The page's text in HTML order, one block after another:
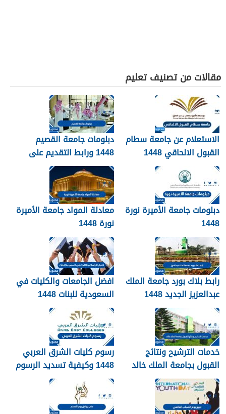
مقالات من تصنيف تعليم
الاستعلام عن جامعة سطام
القبول الالحاقي 1448
دبلومات جامعة القصيم
1448 ورابط التقديم على
دبلومات جامعة القصيم
qudcss.com
دبلومات جامعة الأميرة نورة
1448
معادلة المواد جامعة الأميرة
نورة 1448
رابط بلاك بورد جامعة الملك
عبدالعزيز الجديد 1448
blackboard kau
افضل الجامعات والكليات في
السعودية للبنات 1448
خدمات الترشيح ونتائج
القبول بجامعة الملك خالد
1448
رسوم كليات الشرق العربي
1448 وكيفية تسديد الرسوم